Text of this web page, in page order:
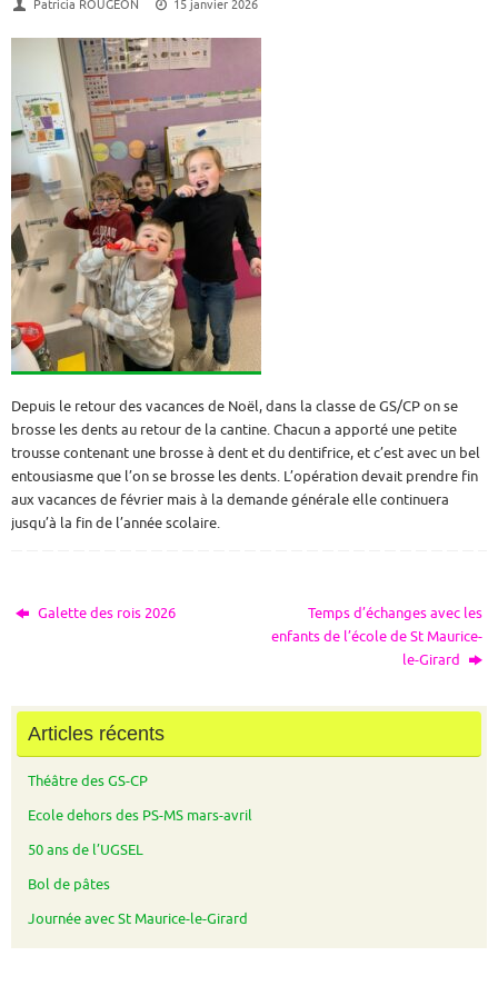
Patricia ROUGEON 15 janvier 2026
Depuis le retour des vacances de Noël, dans la classe de GS/CP on se
brosse les dents au retour de la cantine. Chacun a apporté une petite
trousse contenant une brosse à dent et du dentifrice, et c’est avec un bel
entousiasme que l’on se brosse les dents. L’opération devait prendre fin
aux vacances de février mais à la demande générale elle continuera
jusqu’à la fin de l’année scolaire.
Galette des rois 2026
Temps d’échanges avec les
enfants de l’école de St Maurice-
le-Girard
Articles récents
Théâtre des GS-CP
Ecole dehors des PS-MS mars-avril
50 ans de l’UGSEL
Bol de pâtes
Journée avec St Maurice-le-Girard